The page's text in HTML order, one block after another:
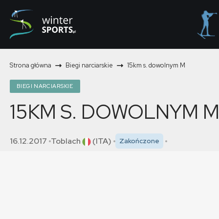
Strona główna Biegi narciarskie 15km s. dowolnym M
BIEGI NARCIARSKIE
15KM S. DOWOLNYM M
16.12.2017 Toblach (ITA) Zakończone